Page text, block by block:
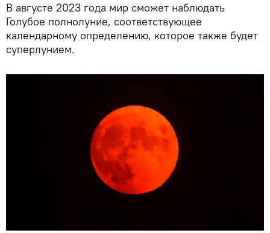
В августе 2023 года мир сможет наблюдать
Голубое полнолуние, соответствующее
календарному определению, которое также будет
суперлунием.